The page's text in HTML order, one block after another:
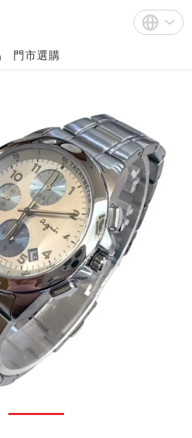
註冊
Bahasa Indonesia
Tiếng Việt
門市選購